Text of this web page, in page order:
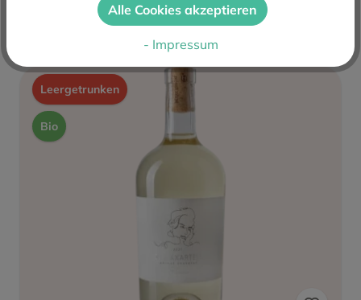
Details
Leergetrunken
Bio
Alle Cookies akzeptieren
- Impressum